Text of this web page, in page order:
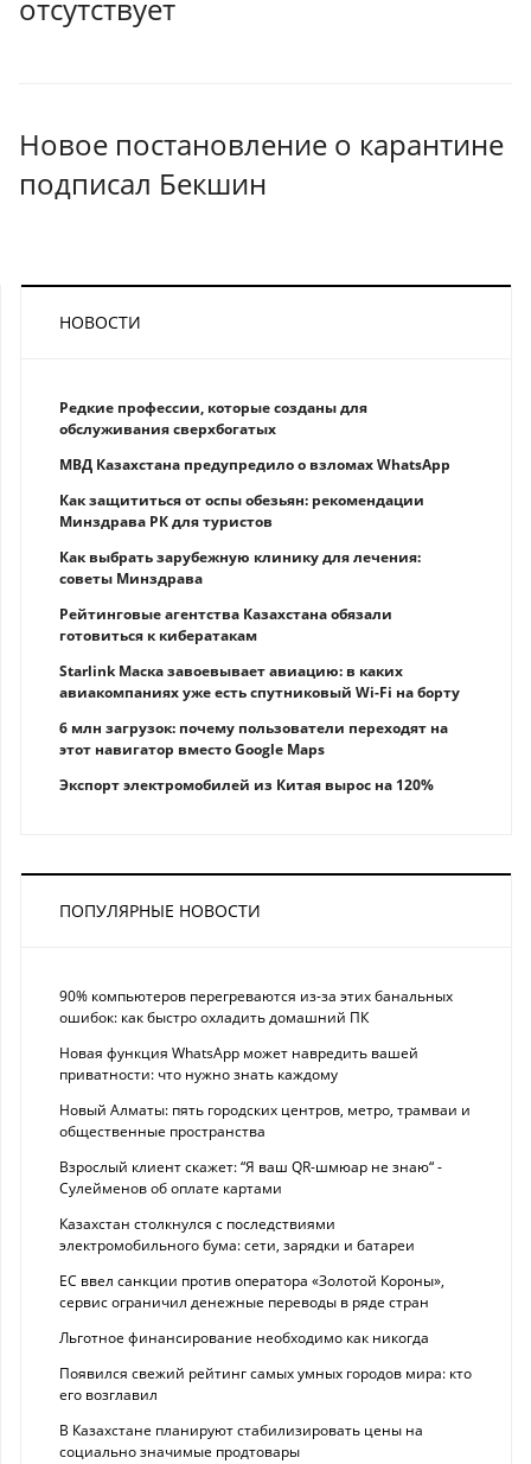
отсутствует
Новое постановление о карантине
подписал Бекшин
НОВОСТИ
Редкие профессии, которые созданы для
обслуживания сверхбогатых
МВД Казахстана предупредило о взломах WhatsApp
Как защититься от оспы обезьян: рекомендации
Минздрава РК для туристов
Как выбрать зарубежную клинику для лечения:
советы Минздрава
Рейтинговые агентства Казахстана обязали
готовиться к кибератакам
Starlink Маска завоевывает авиацию: в каких
авиакомпаниях уже есть спутниковый Wi-Fi на борту
6 млн загрузок: почему пользователи переходят на
этот навигатор вместо Google Maps
Экспорт электромобилей из Китая вырос на 120%
ПОПУЛЯРНЫЕ НОВОСТИ
90% компьютеров перегреваются из-за этих банальных
ошибок: как быстро охладить домашний ПК
Новая функция WhatsApp может навредить вашей
приватности: что нужно знать каждому
Новый Алматы: пять городских центров, метро, трамваи и
общественные пространства
Взрослый клиент скажет: “Я ваш QR-шмюар не знаю“ -
Сулейменов об оплате картами
Казахстан столкнулся с последствиями
электромобильного бума: сети, зарядки и батареи
ЕС ввел санкции против оператора «Золотой Короны»,
сервис ограничил денежные переводы в ряде стран
Льготное финансирование необходимо как никогда
Появился свежий рейтинг самых умных городов мира: кто
его возглавил
В Казахстане планируют стабилизировать цены на
социально значимые продтовары